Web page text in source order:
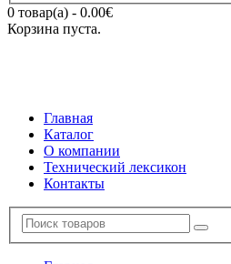
0 товар(а) - 0.00€
Корзина пуста.
Главная
Каталог
О компании
Технический лексикон
Контакты